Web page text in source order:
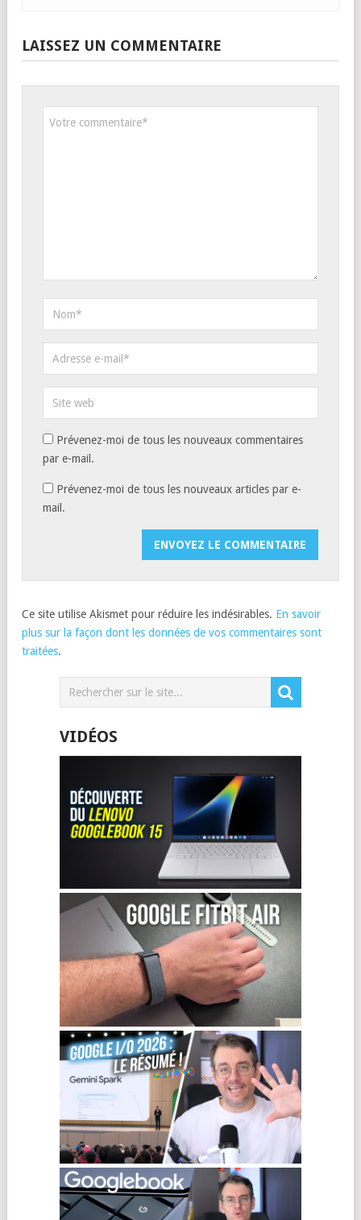
LAISSEZ UN COMMENTAIRE
Prévenez-moi de tous les nouveaux commentaires
par e-mail.
Prévenez-moi de tous les nouveaux articles par e-
mail.
Ce site utilise Akismet pour réduire les indésirables. En savoir
plus sur la façon dont les données de vos commentaires sont
traitées.
VIDÉOS